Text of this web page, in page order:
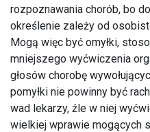
rozpoznawania chorób, bo
określenie zależy od
Mogą więc być omyłki,
mniejszego wyćwiczenia
głosów chorobę
pomyłki nie powinny być
wad lekarzy, źle w niej
wielkiej wprawie mogących